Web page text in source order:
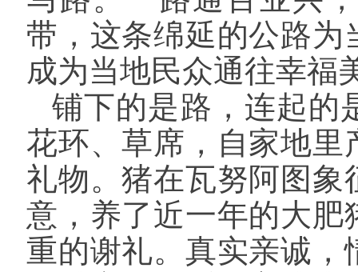
带，这条绵延的公路
成为当地民众通往幸福
铺下的是路，连起的
花环、草席，自家地
礼物。猪在瓦努阿图
意，养了近一年的大肥
重的谢礼。真实亲诚